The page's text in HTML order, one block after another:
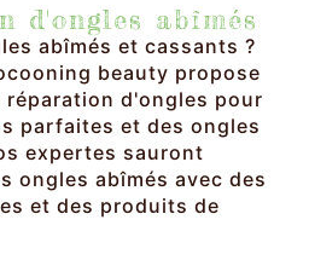
d'ongles abîmés
abîmés et cassants ?
beauty propose
d'ongles pour
parfaites et des ongles
expertes sauront
ongles abîmés avec des
et des produits de